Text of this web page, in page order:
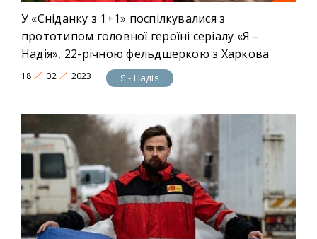
У «Сніданку з 1+1» поспілкувалися з
прототипом головної героїні серіалу «Я –
Надія», 22-річною фельдшеркою з Харкова
18 02 2023 Я - Надія